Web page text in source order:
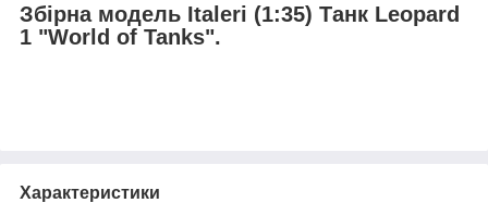
Збірна модель Italeri (1:35) Танк Leopard
1 "World of Tanks".
Характеристики